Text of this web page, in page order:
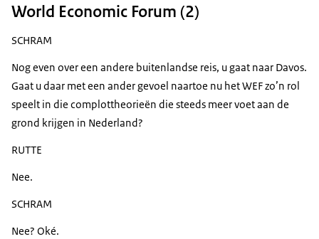
World Economic Forum (2)
SCHRAM
Nog even over een andere buitenlandse reis, u gaat naar Davos.
Gaat u daar met een ander gevoel naartoe nu het WEF zo’n rol
speelt in die complottheorieën die steeds meer voet aan de
grond krijgen in Nederland?
RUTTE
Nee.
SCHRAM
Nee? Oké.